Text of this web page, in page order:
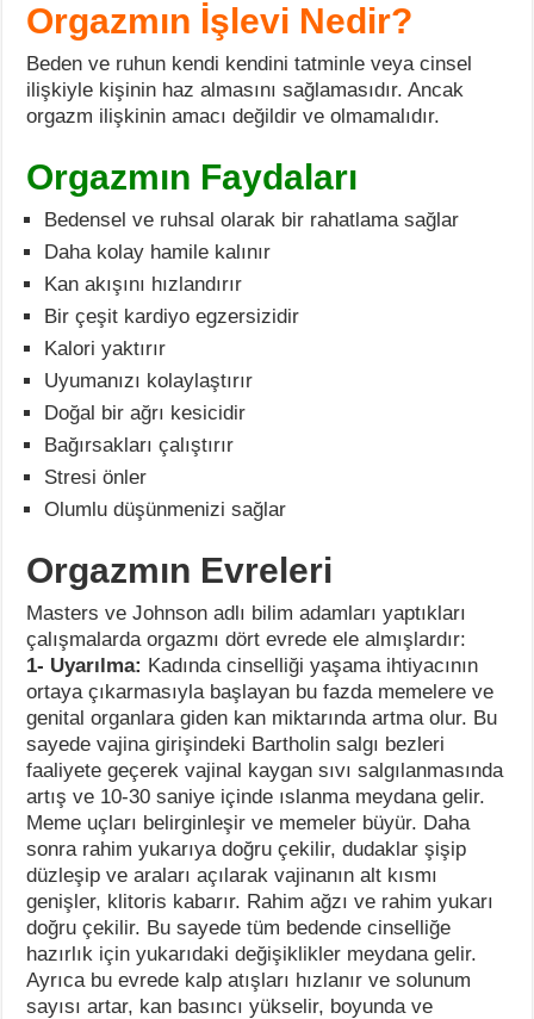
Orgazmın İşlevi Nedir?
Beden ve ruhun kendi kendini tatminle veya cinsel
ilişkiyle kişinin haz almasını sağlamasıdır. Ancak
orgazm ilişkinin amacı değildir ve olmamalıdır.
Orgazmın Faydaları
Bedensel ve ruhsal olarak bir rahatlama sağlar
Daha kolay hamile kalınır
Kan akışını hızlandırır
Bir çeşit kardiyo egzersizidir
Kalori yaktırır
Uyumanızı kolaylaştırır
Doğal bir ağrı kesicidir
Bağırsakları çalıştırır
Stresi önler
Olumlu düşünmenizi sağlar
Orgazmın Evreleri
Masters ve Johnson adlı bilim adamları yaptıkları
çalışmalarda orgazmı dört evrede ele almışlardır:
1- Uyarılma: Kadında cinselliği yaşama ihtiyacının
ortaya çıkarmasıyla başlayan bu fazda memelere ve
genital organlara giden kan miktarında artma olur. Bu
sayede vajina girişindeki Bartholin salgı bezleri
faaliyete geçerek vajinal kaygan sıvı salgılanmasında
artış ve 10-30 saniye içinde ıslanma meydana gelir.
Meme uçları belirginleşir ve memeler büyür. Daha
sonra rahim yukarıya doğru çekilir, dudaklar şişip
düzleşip ve araları açılarak vajinanın alt kısmı
genişler, klitoris kabarır. Rahim ağzı ve rahim yukarı
doğru çekilir. Bu sayede tüm bedende cinselliğe
hazırlık için yukarıdaki değişiklikler meydana gelir.
Ayrıca bu evrede kalp atışları hızlanır ve solunum
sayısı artar, kan basıncı yükselir, boyunda ve